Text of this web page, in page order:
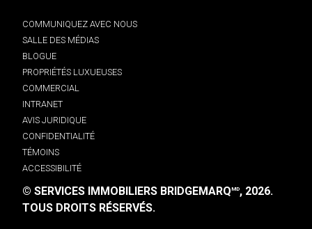
COMMUNIQUEZ AVEC NOUS
SALLE DES MÉDIAS
BLOGUE
PROPRIÉTÉS LUXUEUSES
COMMERCIAL
INTRANET
AVIS JURIDIQUE
CONFIDENTIALITÉ
TÉMOINS
ACCESSIBILITÉ
© SERVICES IMMOBILIERS BRIDGEMARQMD, 2026.
TOUS DROITS RÉSERVÉS.